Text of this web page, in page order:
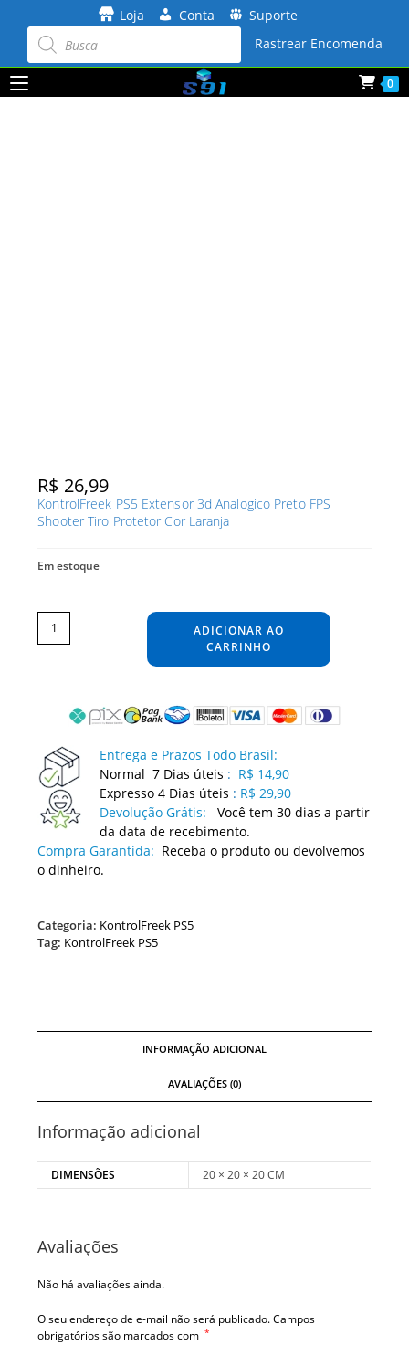
conteúdo
Loja Conta Suporte
Pesquisar
produtos Rastrear Encomenda
0
R$ 26,99
KontrolFreek PS5 Extensor 3d Analogico Preto FPS
Shooter Tiro Protetor Cor Laranja
Em estoque
KontrolFreek
PS5
Extensor
Preto
ADICIONAR AO
CARRINHO
Entrega e Prazos Todo Brasil:
Normal 7 Dias úteis : R$ 14,90
Expresso 4 Dias úteis : R$ 29,90
Devolução Grátis:
Você tem 30 dias a partir
da data de recebimento.
Compra Garantida: Receba o produto ou devolvemos
o dinheiro.
Categoria: KontrolFreek PS5
Tag: KontrolFreek PS5
INFORMAÇÃO ADICIONAL
AVALIAÇÕES (0)
Informação adicional
DIMENSÕES 20 × 20 × 20 CM
Avaliações
Não há avaliações ainda.
O seu endereço de e-mail não será publicado.Campos
obrigatórios são marcados com *